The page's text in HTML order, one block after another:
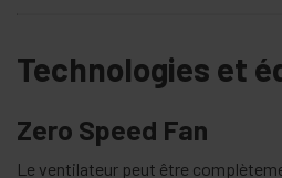
Technologies et
Zero Speed Fan
Le ventilateur peut être